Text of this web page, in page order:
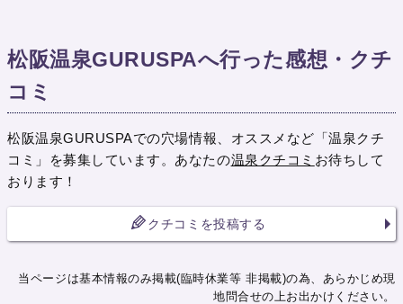
松阪温泉GURUSPAへ行った感想・クチ
コミ
松阪温泉GURUSPAでの穴場情報、オススメなど「温泉クチ
コミ」を募集しています。あなたの温泉クチコミ お待ちして
おります！
クチコミを投稿する
当ページは基本情報のみ掲載(臨時休業等 非掲載)の為、あらかじめ現
地問合せの上お出かけください。